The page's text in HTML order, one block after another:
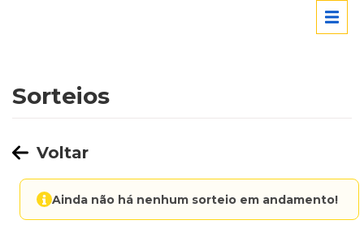
Sorteios
Voltar
Ainda não há nenhum sorteio em andamento!